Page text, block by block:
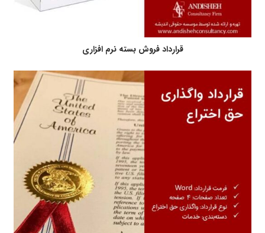
قرارداد فروش بسته نرم افزاری